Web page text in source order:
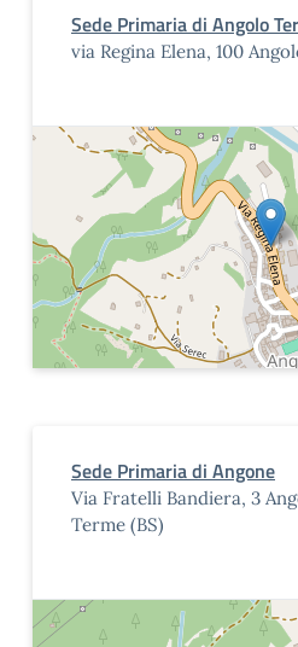
Sede Primaria di Angolo
via Regina Elena, 100
Sede Primaria di Angone
Via Fratelli Bandiera, 3
Terme (BS)